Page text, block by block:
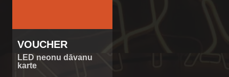
VOUCHER
LED neonu dāvanu
karte